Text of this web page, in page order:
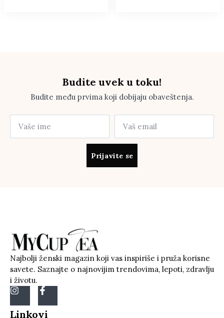
Budite uvek u toku!
Budite među prvima koji dobijaju obaveštenja.
Prijavite se
Najbolji ženski magazin koji vas inspiriše i pruža korisne
savete. Saznajte o najnovijim trendovima, lepoti, zdravlju
i životu.
Linkovi